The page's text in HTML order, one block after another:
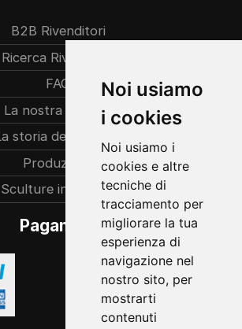
Noi usiamo
i cookies
Noi usiamo i
cookies e altre
tecniche di
tracciamento per
migliorare la tua
esperienza di
navigazione nel
nostro sito, per
mostrarti
contenuti
B2B Rivenditori
Ricerca Rivenditori
FAQ
La nostra azienda
storia dell’azienda
Produzione
Sculture individuali
Pagamento